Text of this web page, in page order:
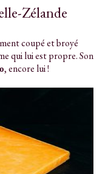
Zélande
coupé et broyé
qui lui est propre. Son
, encore lui !